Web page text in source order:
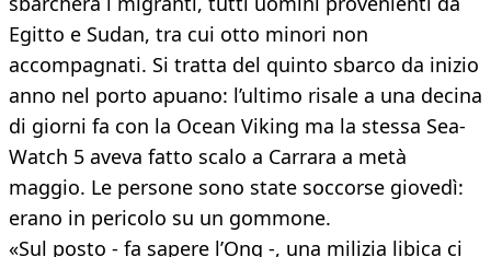
Egitto e Sudan, tra cui otto minori non
accompagnati. Si tratta del quinto sbarco da inizio
anno nel porto apuano: l’ultimo risale a una decina
di giorni fa con la Ocean Viking ma la stessa Sea-
Watch 5 aveva fatto scalo a Carrara a metà
maggio. Le persone sono state soccorse giovedì:
erano in pericolo su un gommone.
«Sul posto - fa sapere l’Ong -, una milizia libica ci